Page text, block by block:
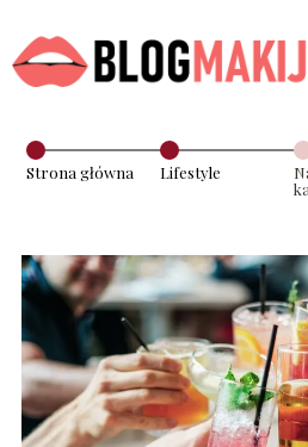
Strona główna Lifestyle